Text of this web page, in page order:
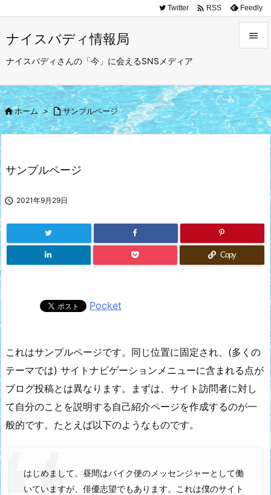
ナイスバディ情報局
ナイスバディさんの「今」に会えるSNSメディア


サイド

前へ
Twitter  RSS Feedly
ホーム > サンプルページ
サンプルページ
 2021年9月29日
Copy
Pocket
これはサンプルページです。同じ位置に固定され、(多くの
テーマでは) サイトナビゲーションメニューに含まれる点が
ブログ投稿とは異なります。まずは、サイト訪問者に対し
て自分のことを説明する自己紹介ページを作成するのが一
般的です。たとえば以下のようなものです。
はじめまして。昼間はバイク便のメッセンジャーとして働
いていますが、俳優志望でもあります。これは僕のサイト